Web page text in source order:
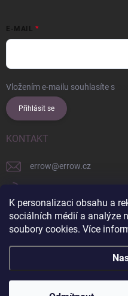
K personalizaci obsahu a
sociálních médií a analýze
soubory cookies. Více
E-MAIL
Vložením e-mailu souhlasíte s
Přihlásit se
KONTAKT
errow@errow.cz
explore/locations/
Copyright 2026ERROW.